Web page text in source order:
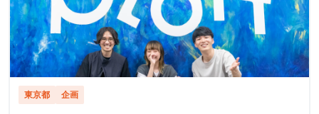
東京都 企画